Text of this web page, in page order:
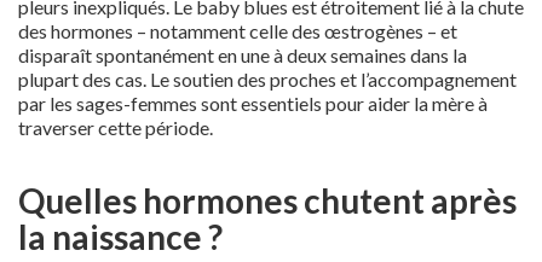
pleurs inexpliqués. Le baby blues est étroitement lié à la chute
des hormones – notamment celle des œstrogènes – et
disparaît spontanément en une à deux semaines dans la
plupart des cas. Le soutien des proches et l’accompagnement
par les sages-femmes sont essentiels pour aider la mère à
traverser cette période.
Quelles hormones chutent après
la naissance ?